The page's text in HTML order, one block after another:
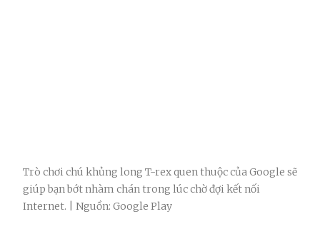
Trò chơi chú khủng long T-rex quen thuộc của Google sẽ
giúp bạn bớt nhàm chán trong lúc chờ đợi kết nối
Internet. | Nguồn: Google Play